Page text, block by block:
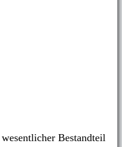
Bestandteil